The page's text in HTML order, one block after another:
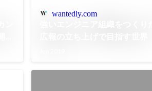
wantedly.com